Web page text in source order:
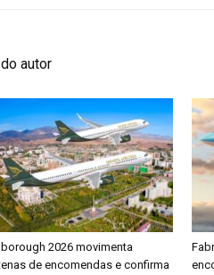
autor
2026 movimenta
de encomendas e confirma